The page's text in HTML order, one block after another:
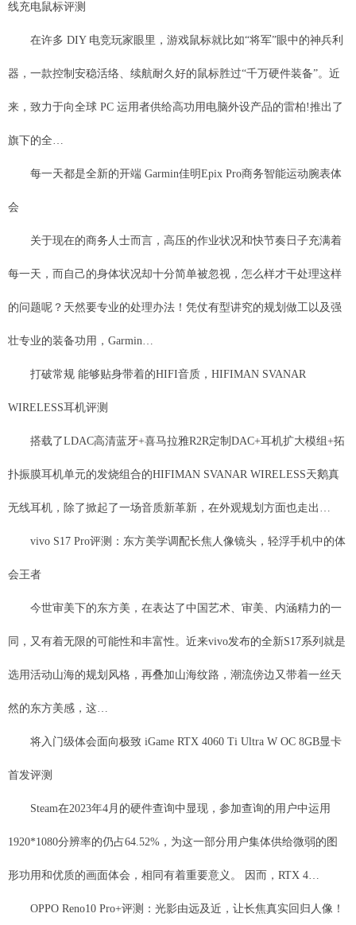
线充电鼠标评测
在许多 DIY 电竞玩家眼里，游戏鼠标就比如“将军”眼中的神兵利
器，一款控制安稳活络、续航耐久好的鼠标胜过“千万硬件装备”。近
来，致力于向全球 PC 运用者供给高功用电脑外设产品的雷柏!推出了
旗下的全…
每一天都是全新的开端 Garmin佳明Epix Pro商务智能运动腕表体
会
关于现在的商务人士而言，高压的作业状况和快节奏日子充满着
每一天，而自己的身体状况却十分简单被忽视，怎么样才干处理这样
的问题呢？天然要专业的处理办法！凭仗有型讲究的规划做工以及强
壮专业的装备功用，Garmin…
打破常规 能够贴身带着的HIFI音质，HIFIMAN SVANAR
WIRELESS耳机评测
搭载了LDAC高清蓝牙+喜马拉雅R2R定制DAC+耳机扩大模组+拓
扑振膜耳机单元的发烧组合的HIFIMAN SVANAR WIRELESS天鹅真
无线耳机，除了掀起了一场音质新革新，在外观规划方面也走出…
vivo S17 Pro评测：东方美学调配长焦人像镜头，轻浮手机中的体
会王者
今世审美下的东方美，在表达了中国艺术、审美、内涵精力的一
同，又有着无限的可能性和丰富性。近来vivo发布的全新S17系列就是
选用活动山海的规划风格，再叠加山海纹路，潮流傍边又带着一丝天
然的东方美感，这…
将入门级体会面向极致 iGame RTX 4060 Ti Ultra W OC 8GB显卡
首发评测
Steam在2023年4月的硬件查询中显现，参加查询的用户中运用
1920*1080分辨率的仍占64.52%，为这一部分用户集体供给微弱的图
形功用和优质的画面体会，相同有着重要意义。 因而，RTX 4…
OPPO Reno10 Pro+评测：光影由远及近，让长焦真实回归人像！